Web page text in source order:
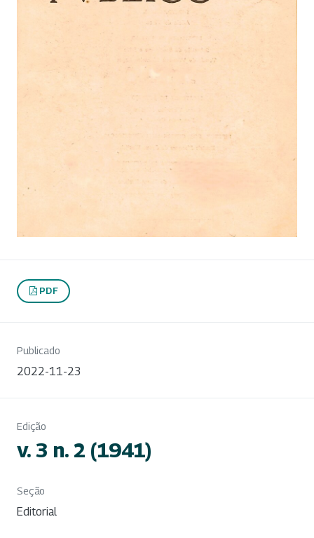
PDF
Publicado
2022-11-23
Edição
v. 3 n. 2 (1941)
Seção
Editorial